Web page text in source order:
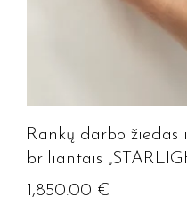
Rankų darbo žiedas
briliantais
1,850.00 €